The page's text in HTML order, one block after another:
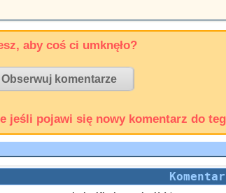
aby coś ci umknęło?
jeśli pojawi się nowy komentarz do